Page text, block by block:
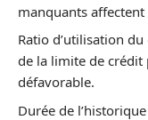
manquants
Ratio d’utilisation
de la limite de
défavorable.
Durée de